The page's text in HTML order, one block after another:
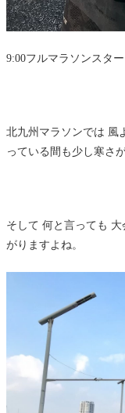
9:00フルマラソンスタ
北九州マラソンでは 風
っている間も少し寒さ
そして 何と言っても
がりますよね。